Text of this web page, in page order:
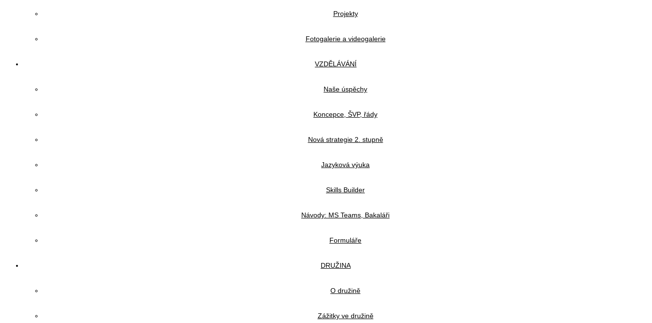
Projekty
Fotogalerie a videogalerie
VZDĚLÁVÁNÍ
Naše úspěchy
Koncepce, ŠVP, řády
Nová strategie 2. stupně
Jazyková výuka
Skills Builder
Návody: MS Teams, Bakaláři
Formuláře
DRUŽINA
O družině
Zážitky ve družině